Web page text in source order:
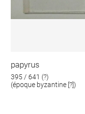
papyrus
395 / 641 (?)
(époque byzantine [?])